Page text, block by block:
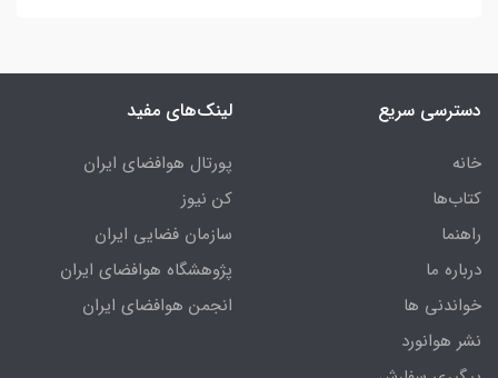
دسترسی سریع
خانه
کتاب‌ها
راهنما
درباره ما
خواندنی ها
نشر هوانورد
لینک‌های مفید
پورتال هوافضای ایران
کن نیوز
سازمان فضایی ایران
پژوهشگاه هوافضای ایران
انجمن هوافضای ایران